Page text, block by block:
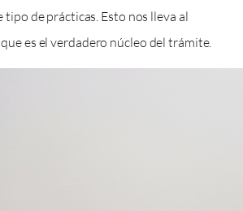
tipo de prácticas. Esto nos lleva al
es el verdadero núcleo del trámite.